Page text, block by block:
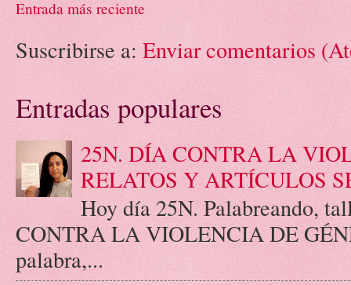
Entrada más reciente
Suscribirse a: Enviar comentarios
Entradas populares
25N. DÍA CONTRA LA
RELATOS Y ARTÍCULOS
Hoy día 25N. Palabreando,
CONTRA LA VIOLENCIA DE
palabra,...